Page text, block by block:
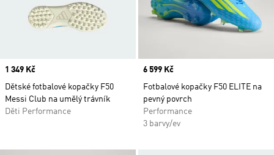
Price
1 349 Kč
Dětské fotbalové kopačky F50
Messi Club na umělý trávník
Děti Performance
Price
6 599 Kč
Fotbalové kopačky F50 ELITE na
pevný povrch
Performance
3 barvy/ev